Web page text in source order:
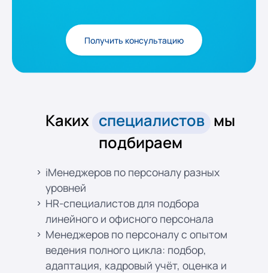
Получить консультацию
Каких специалистов мы
подбираем
iМенеджеров по персоналу разных
уровней
HR-специалистов для подбора
линейного и офисного персонала
Менеджеров по персоналу с опытом
ведения полного цикла: подбор,
адаптация, кадровый учёт, оценка и